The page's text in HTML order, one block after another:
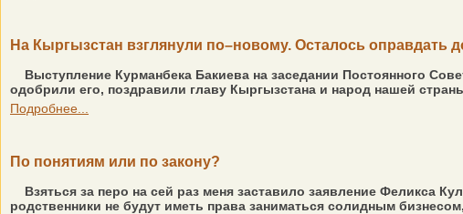
На Кыргызстан взглянули по–новому. Осталось оправдать
Выступление Курманбека Бакиева на заседании Постоянного
одобрили его, поздравили главу Кыргызстана и народ нашей
Подробнее...
По понятиям или по закону?
Взяться за перо на сей раз меня заставило заявление Феликса
родственники не будут иметь права заниматься солидным